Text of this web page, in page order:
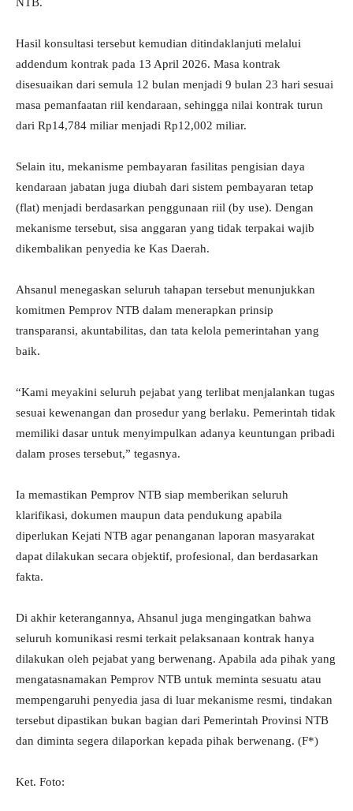
NTB.
Hasil konsultasi tersebut kemudian ditindaklanjuti melalui
addendum kontrak pada 13 April 2026. Masa kontrak
disesuaikan dari semula 12 bulan menjadi 9 bulan 23 hari sesuai
masa pemanfaatan riil kendaraan, sehingga nilai kontrak turun
dari Rp14,784 miliar menjadi Rp12,002 miliar.
Selain itu, mekanisme pembayaran fasilitas pengisian daya
kendaraan jabatan juga diubah dari sistem pembayaran tetap
(flat) menjadi berdasarkan penggunaan riil (by use). Dengan
mekanisme tersebut, sisa anggaran yang tidak terpakai wajib
dikembalikan penyedia ke Kas Daerah.
Ahsanul menegaskan seluruh tahapan tersebut menunjukkan
komitmen Pemprov NTB dalam menerapkan prinsip
transparansi, akuntabilitas, dan tata kelola pemerintahan yang
baik.
“Kami meyakini seluruh pejabat yang terlibat menjalankan tugas
sesuai kewenangan dan prosedur yang berlaku. Pemerintah tidak
memiliki dasar untuk menyimpulkan adanya keuntungan pribadi
dalam proses tersebut,” tegasnya.
Ia memastikan Pemprov NTB siap memberikan seluruh
klarifikasi, dokumen maupun data pendukung apabila
diperlukan Kejati NTB agar penanganan laporan masyarakat
dapat dilakukan secara objektif, profesional, dan berdasarkan
fakta.
Di akhir keterangannya, Ahsanul juga mengingatkan bahwa
seluruh komunikasi resmi terkait pelaksanaan kontrak hanya
dilakukan oleh pejabat yang berwenang. Apabila ada pihak yang
mengatasnamakan Pemprov NTB untuk meminta sesuatu atau
mempengaruhi penyedia jasa di luar mekanisme resmi, tindakan
tersebut dipastikan bukan bagian dari Pemerintah Provinsi NTB
dan diminta segera dilaporkan kepada pihak berwenang. (F*)
Ket. Foto: